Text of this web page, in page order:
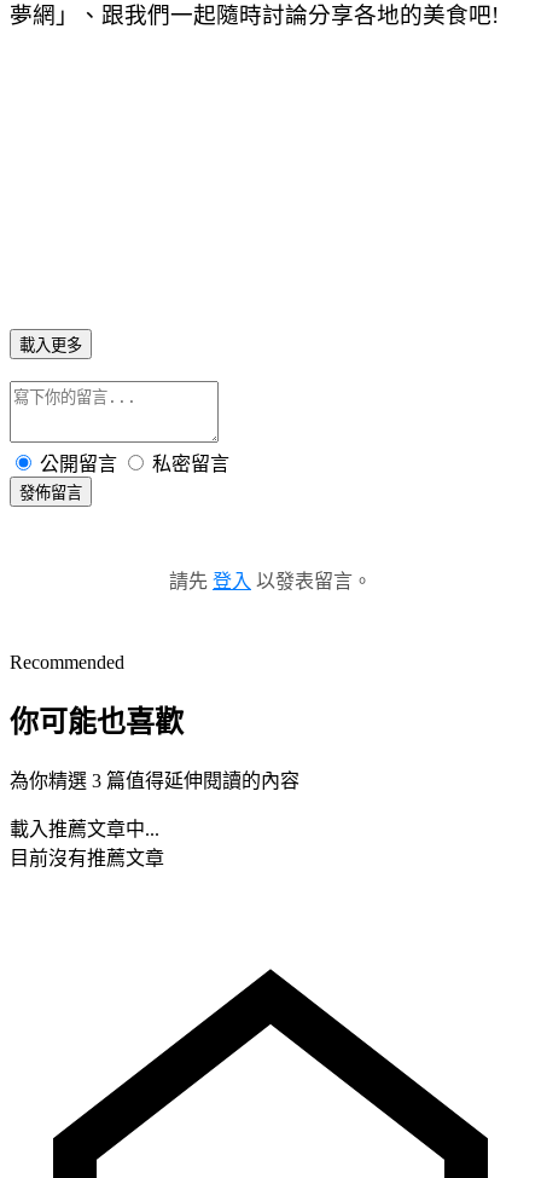
夢網」、跟我們一起隨時討論分享各地的美食吧!
載入更多
公開留言 私密留言
發佈留言
請先 登入 以發表留言。
Recommended
你可能也喜歡
為你精選 3 篇值得延伸閱讀的內容
載入推薦文章中...
目前沒有推薦文章